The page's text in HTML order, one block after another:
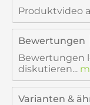
Produktvideo
Bewertungen
Bewertungen
diskutieren...
Varianten &